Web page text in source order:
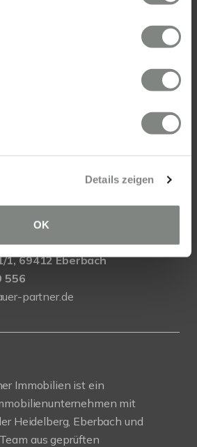
Details zeigen
OK
Immobilien
69412 Eberbach
556
partner.de
Immobilien ist ein
mit
Heidelberg, Eberbach und
aus geprüften